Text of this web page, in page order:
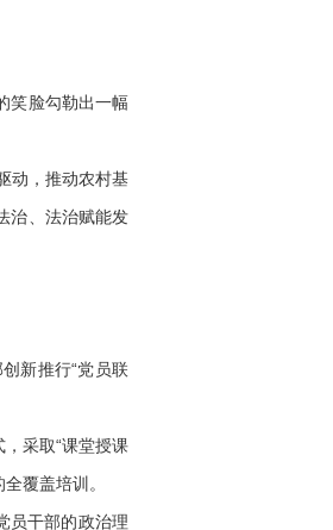
笑脸勾勒出一幅
动，推动农村基
治、法治赋能发
新推行“党员联
采取“课堂授课
覆盖培训。
员干部的政治理